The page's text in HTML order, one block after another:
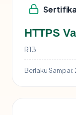
HTTPS
R13
Berlaku Sampai: